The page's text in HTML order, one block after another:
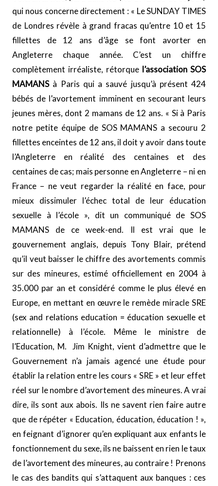
qui nous concerne directement : « Le SUNDAY TIMES
de Londres révèle à grand fracas qu’entre 10 et 15
fillettes de 12 ans d’âge se font avorter en
Angleterre chaque année. C’est un chiffre
complètement irréaliste, rétorque l’association SOS
MAMANSà Paris qui a sauvé jusqu’à présent 424
bébés de l’avortement imminent en secourant leurs
jeunes mères, dont 2 mamans de 12 ans. « Si à Paris
notre petite équipe de SOS MAMANS a secouru 2
fillettes enceintes de 12 ans, il doit y avoir dans toute
l’Angleterre en réalité des centaines et des
centaines de cas; mais personne en Angleterre – ni en
France – ne veut regarder la réalité en face, pour
mieux dissimuler l’échec total de leur éducation
sexuelle à l’école », dit un communiqué de SOS
MAMANS de ce week-end. Il est vrai que le
gouvernement anglais, depuis Tony Blair, prétend
qu’il veut baisser le chiffre des avortements commis
sur des mineures, estimé officiellement en 2004 à
35.000 par an et considéré comme le plus élevé en
Europe, en mettant en œuvre le remède miracle SRE
(sex and relations education = éducation sexuelle et
relationnelle) à l’école. Même le ministre de
l’Education, M. Jim Knight, vient d’admettre que le
Gouvernement n’a jamais agencé une étude pour
établir la relation entre les cours « SRE » et leur effet
réel sur le nombre d’avortement des mineures. A vrai
dire, ils sont aux abois. Ils ne savent rien faire autre
que de répéter « Education, éducation, éducation ! »,
en feignant d’ignorer qu’en expliquant aux enfants le
fonctionnement du sexe, ils ne baissent en rien le taux
de l’avortement des mineures, au contraire ! Prenons
le cas des bandits qui s’attaquent aux banques : ces